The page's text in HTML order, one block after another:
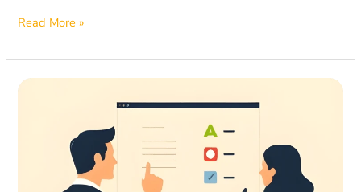
Read More »
Mengapa
Rekrutmen